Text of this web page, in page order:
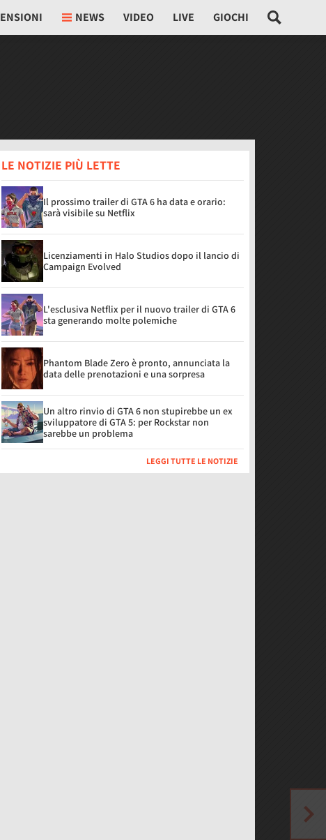
NEWS VIDEO LIVE GIOCHI
LE NOTIZIE PIÙ LETTE
Il prossimo trailer di GTA 6 ha data e orario:
sarà visibile su Netflix
Licenziamenti in Halo Studios dopo il lancio di
Campaign Evolved
L'esclusiva Netflix per il nuovo trailer di GTA 6
sta generando molte polemiche
Phantom Blade Zero è pronto, annunciata la
data delle prenotazioni e una sorpresa
Un altro rinvio di GTA 6 non stupirebbe un ex
sviluppatore di GTA 5: per Rockstar non
sarebbe un problema
LEGGI TUTTE LE NOTIZIE